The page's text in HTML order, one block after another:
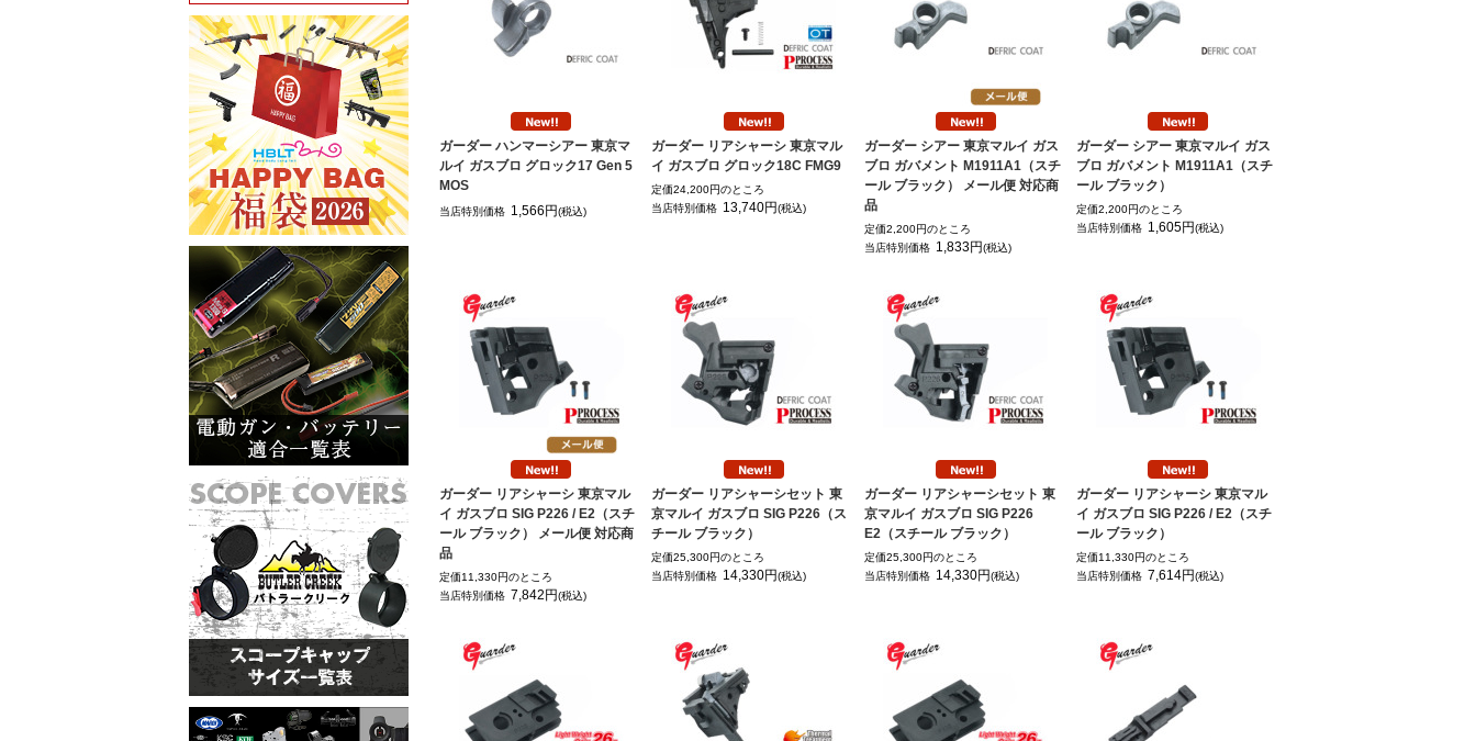
ガーダー ハンマーシアー 東京マ
ルイ ガスブロ グロック17 Gen 5
MOS
当店特別価格 1,566円(税込)
ガーダー リアシャーシ 東京マル
イ ガスブロ グロック18C FMG9
定価24,200円のところ
当店特別価格 13,740円(税込)
ガーダー シアー 東京マルイ ガス
ブロ ガバメント M1911A1（スチ
ール ブラック） メール便 対応商
品
定価2,200円のところ
当店特別価格 1,833円(税込)
ガーダー シアー 東京マルイ ガス
ブロ ガバメント M1911A1（スチ
ール ブラック）
定価2,200円のところ
当店特別価格 1,605円(税込)
ガーダー リアシャーシ 東京マル
イ ガスブロ SIG P226 / E2（スチ
ール ブラック） メール便 対応商
品
定価11,330円のところ
当店特別価格 7,842円(税込)
ガーダー リアシャーシセット 東
京マルイ ガスブロ SIG P226（ス
チール ブラック）
定価25,300円のところ
当店特別価格 14,330円(税込)
ガーダー リアシャーシセット 東
京マルイ ガスブロ SIG P226
E2（スチール ブラック）
定価25,300円のところ
当店特別価格 14,330円(税込)
ガーダー リアシャーシ 東京マル
イ ガスブロ SIG P226 / E2（スチ
ール ブラック）
定価11,330円のところ
当店特別価格 7,614円(税込)